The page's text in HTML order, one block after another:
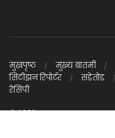
मुखपृष्ठ मुख्य बातमी
सिटीझन रिपोर्टर
सडेतोड
रेसिपी
© 2026